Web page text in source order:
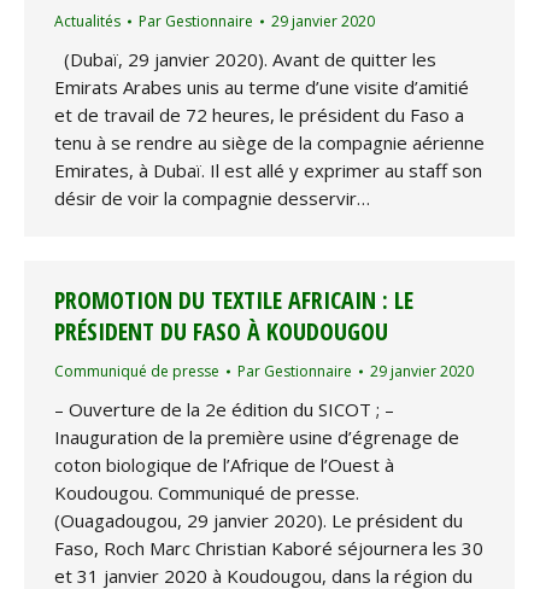
Actualités Par Gestionnaire 29 janvier 2020
(Dubaï, 29 janvier 2020). Avant de quitter les
Emirats Arabes unis au terme d’une visite d’amitié
et de travail de 72 heures, le président du Faso a
tenu à se rendre au siège de la compagnie aérienne
Emirates, à Dubaï. Il est allé y exprimer au staff son
désir de voir la compagnie desservir…
PROMOTION DU TEXTILE AFRICAIN : LE
PRÉSIDENT DU FASO À KOUDOUGOU
Communiqué de presse Par Gestionnaire 29 janvier 2020
– Ouverture de la 2e édition du SICOT ; –
Inauguration de la première usine d’égrenage de
coton biologique de l’Afrique de l’Ouest à
Koudougou. Communiqué de presse.
(Ouagadougou, 29 janvier 2020). Le président du
Faso, Roch Marc Christian Kaboré séjournera les 30
et 31 janvier 2020 à Koudougou, dans la région du